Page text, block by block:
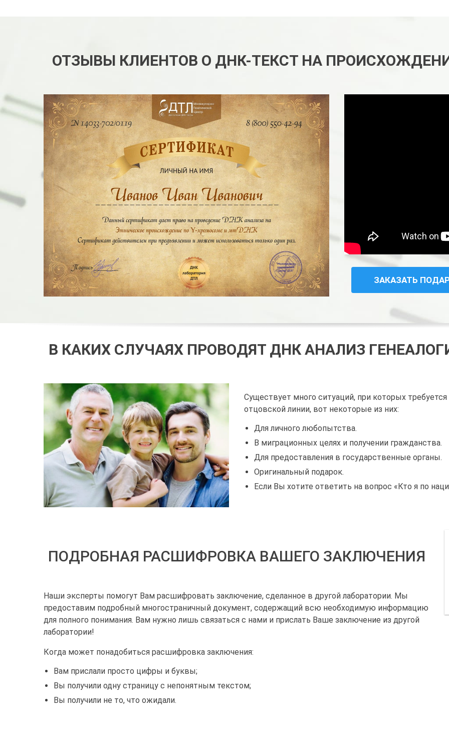
ОТЗЫВЫ КЛИЕНТОВ О ДНК-ТЕКСТ НА
ЗАКАЗАТЬ
В КАКИХ СЛУЧАЯХ ПРОВОДЯТ ДНК АНАЛИЗ
Существует много ситуаций, при которых
отцовской линии, вот некоторые из них:
Для личного любопытства.
В миграционных целях и получении гражданства.
Для предоставления в государственные органы.
Оригинальный подарок.
Если Вы хотите ответить на вопрос «Кто я по
ПОДРОБНАЯ РАСШИФРОВКА ВАШЕГО ЗАКЛЮЧЕНИЯ
Наши эксперты помогут Вам расшифровать заключение, сделанное в другой лаборатории. Мы
предоставим подробный многостраничный документ, содержащий всю необходимую информацию
для полного понимания. Вам нужно лишь связаться с нами и прислать Ваше заключение из другой
лаборатории!
Когда может понадобиться расшифровка заключения:
Вам прислали просто цифры и буквы;
Вы получили одну страницу с непонятным текстом;
Вы получили не то, что ожидали.